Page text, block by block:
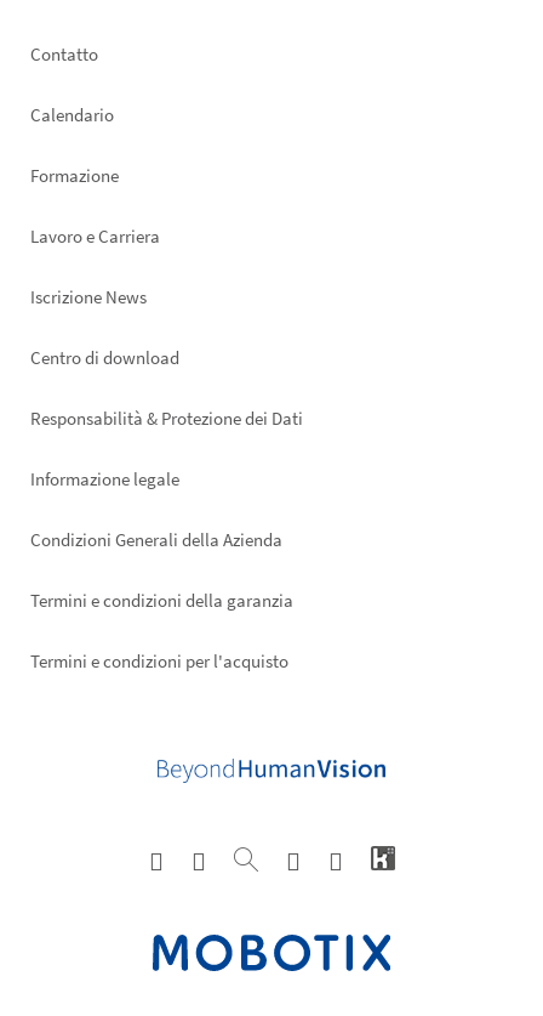
Footer
Contatto
Calendario
Formazione
Lavoro e Carriera
Iscrizione News
Footer
Centro di download
Responsabilità & Protezione dei Dati
Informazione legale
Condizioni Generali della Azienda
Termini e condizioni della garanzia
Termini e condizioni per l'acquisto